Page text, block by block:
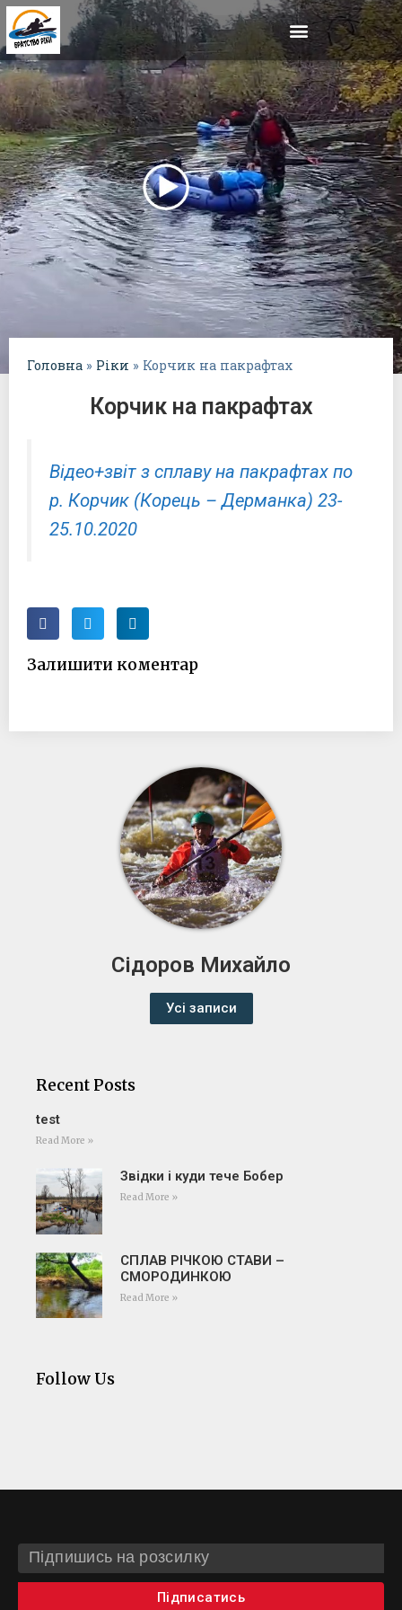
Головна » Ріки » Корчик на пакрафтах
Корчик на пакрафтах
Відео+звіт з сплаву на пакрафтах по
р. Корчик (Корець – Дерманка) 23-
25.10.2020
Залишити коментар
Сідоров Михайло
Усі записи
Recent Posts
test
Read More »
Звідки і куди тече Бобер
Read More »
СПЛАВ РІЧКОЮ СТАВИ –
СМОРОДИНКОЮ
Read More »
Follow Us
Підписатись